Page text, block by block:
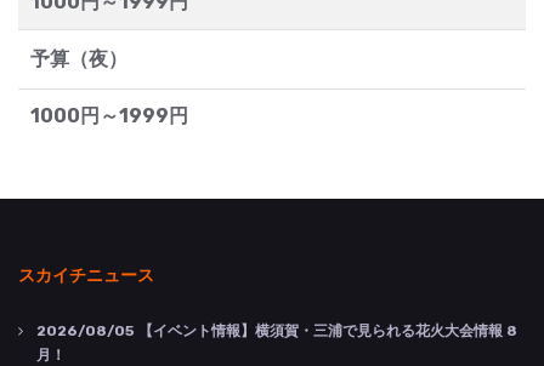
予算（夜）
1000円～1999円
スカイチニュース
2026/08/05 【イベント情報】横須賀・三浦で見られる花火大会情報 8
月！